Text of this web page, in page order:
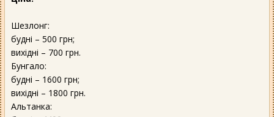
Шезлонг:
будні – 500 грн;
вихідні – 700 грн.
Бунгало:
будні – 1600 грн;
вихідні – 1800 грн.
Альтанка: